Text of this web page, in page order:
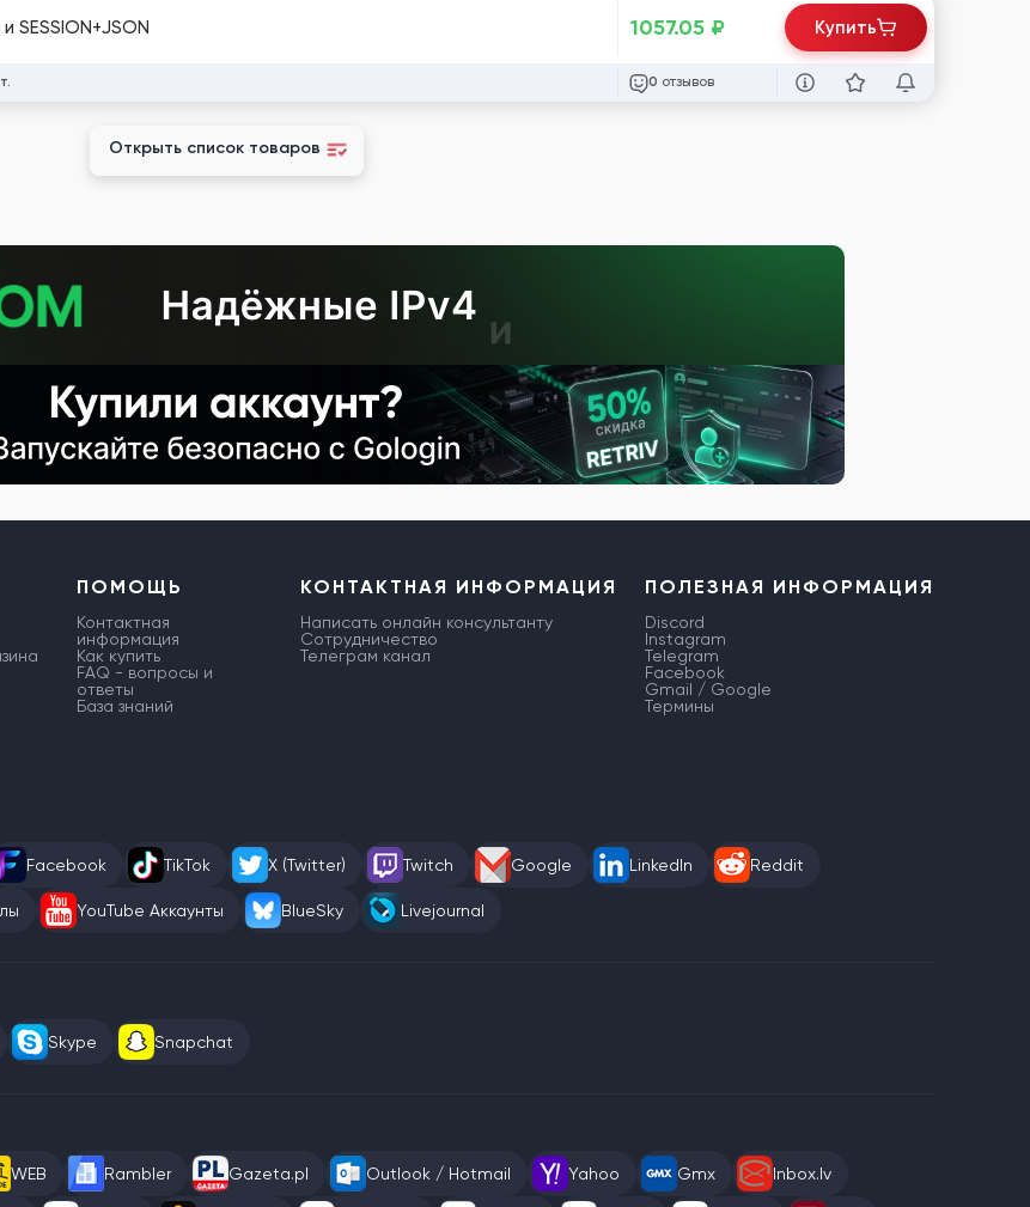
SESSION+JSON 1057.05 ₽
0 отзывов
Купить
Открыть список товаров
ПОМОЩЬ
Контактная
информация
Как купить
FAQ - вопросы и
ответы
База знаний
КОНТАКТНАЯ ИНФОРМАЦИЯ
Написать онлайн консультанту
Сотрудничество
Телеграм канал
ПОЛЕЗНАЯ ИНФОРМАЦИЯ
Discord
Instagram
Telegram
Facebook
Gmail / Google
Термины
Facebook TikTok X (Twitter) Twitch Google LinkedIn Reddit
YouTube Аккаунты BlueSky Livejournal
Skype Snapchat
WEB Rambler Gazeta.pl Outlook / Hotmail Yahoo Gmx Inbox.lv